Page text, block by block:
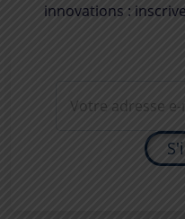
innovations :